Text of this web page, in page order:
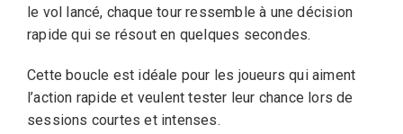
le vol lancé, chaque tour ressemble à une décision
rapide qui se résout en quelques secondes.
Cette boucle est idéale pour les joueurs qui aiment
l’action rapide et veulent tester leur chance lors de
sessions courtes et intenses.